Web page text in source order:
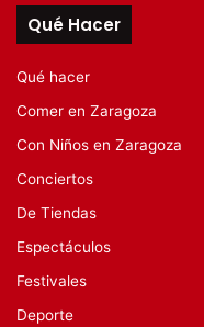
Qué Hacer
Qué hacer
Comer en Zaragoza
Con Niños en Zaragoza
Conciertos
De Tiendas
Espectáculos
Festivales
Deporte